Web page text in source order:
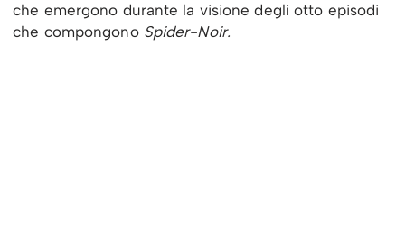
che emergono durante la visione degli otto episodi
che compongono Spider-Noir.